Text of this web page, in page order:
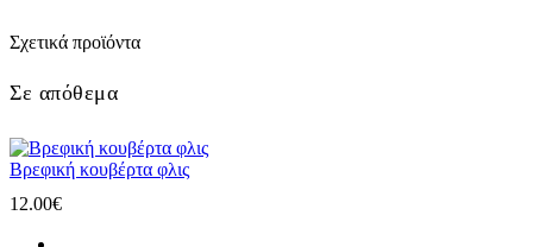
Σχετικά προϊόντα
Σε απόθεμα
Βρεφική κουβέρτα φλις
12.00€